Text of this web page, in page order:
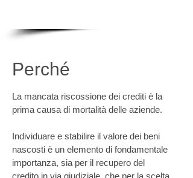
Perché
La mancata riscossione dei crediti è la
prima causa di mortalità delle aziende.
Individuare e stabilire il valore dei beni
nascosti è un elemento di fondamentale
importanza, sia per il recupero del
credito in via giudiziale, che per la scelta